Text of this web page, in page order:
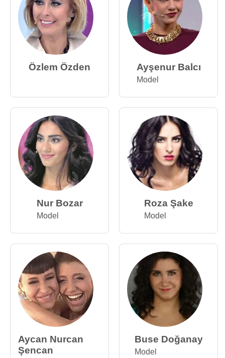
Özlem Özden Ayşenur Balcı
Model
Nur Bozar
Model
Roza Şake
Model
Aycan Nurcan
Şencan
Buse Doğanay
Model